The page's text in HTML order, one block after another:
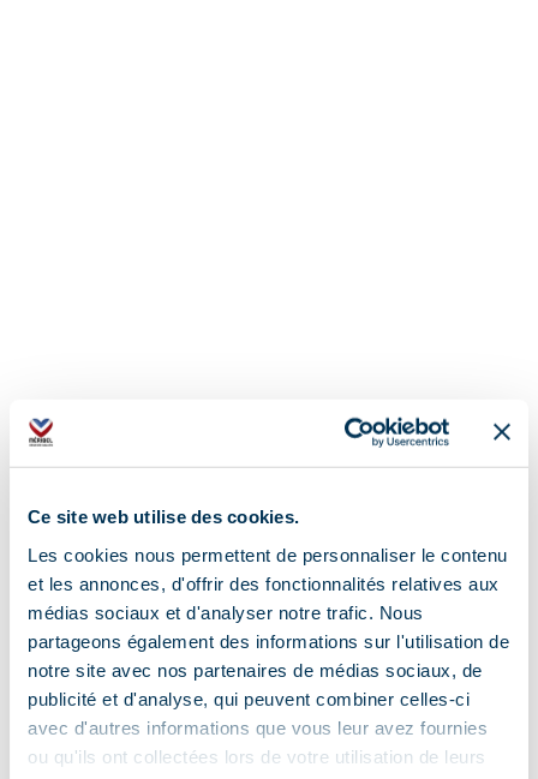
Ce site web utilise des cookies.
Les cookies nous permettent de personnaliser le contenu
et les annonces, d'offrir des fonctionnalités relatives aux
médias sociaux et d'analyser notre trafic. Nous
partageons également des informations sur l'utilisation de
notre site avec nos partenaires de médias sociaux, de
publicité et d'analyse, qui peuvent combiner celles-ci
avec d'autres informations que vous leur avez fournies
ou qu'ils ont collectées lors de votre utilisation de leurs
Address
Parc Olympique, 73550 Méribel